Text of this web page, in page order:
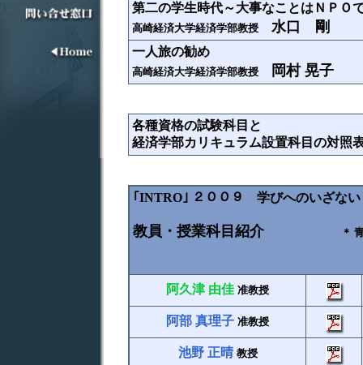
第二の学生時代～大事なことはＮＰＯ
高崎経済大学経済学部教授 水口 剛
一人旅の勧め
高崎経済大学経済学部教授 岡村 晃子
各種資格の試験科目と
経済学部カリキュラム設置科目の対照
｢INTRO｣ ２００９ 学びへのいざない
教員・授業科目紹介
＊
阿久津 由佳 准教授
阿部 真理子 准教授
池野 正晴 教授